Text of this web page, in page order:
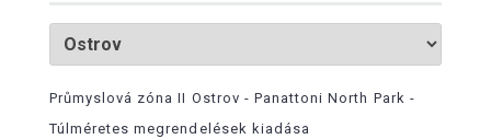
Průmyslová zóna II Ostrov - Panattoni North Park -
Túlméretes megrendelések kiadása